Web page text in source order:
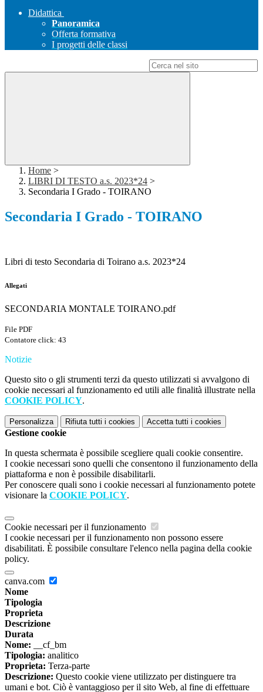
Didattica
Panoramica
Offerta formativa
I progetti delle classi
Home >
LIBRI DI TESTO a.s. 2023*24 >
Secondaria I Grado - TOIRANO
Secondaria I Grado - TOIRANO
Libri di testo Secondaria di Toirano a.s. 2023*24
Allegati
SECONDARIA MONTALE TOIRANO.pdf
File PDF
Contatore click: 43
Notizie
Questo sito o gli strumenti terzi da questo utilizzati si avvalgono di
cookie necessari al funzionamento ed utili alle finalità illustrate nella
COOKIE POLICY.
Personalizza Rifiuta tutti i cookies Accetta tutti i cookies
Gestione cookie
In questa schermata è possibile scegliere quali cookie consentire.
I cookie necessari sono quelli che consentono il funzionamento della
piattaforma e non è possibile disabilitarli.
Per conoscere quali sono i cookie necessari al funzionamento potete
visionare la COOKIE POLICY.
Cookie necessari per il funzionamento
I cookie necessari per il funzionamento non possono essere
disabilitati. È possibile consultare l'elenco nella pagina della cookie
policy.
canva.com
Nome
Tipologia
Proprieta
Descrizione
Durata
Nome: __cf_bm
Tipologia: analitico
Proprieta: Terza-parte
Descrizione: Questo cookie viene utilizzato per distinguere tra
umani e bot. Ciò è vantaggioso per il sito Web, al fine di effettuare